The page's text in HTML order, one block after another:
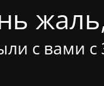
с вами с